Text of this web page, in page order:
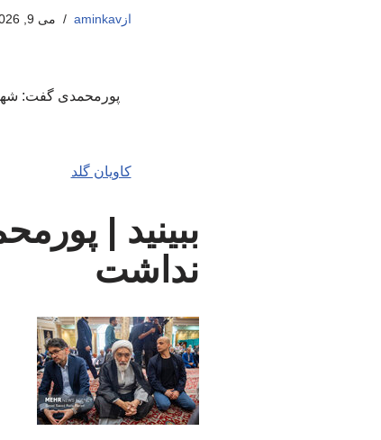
ازaminkav می 9, 2026
پورمحمدی گفت:
کاویان گلد
ببینید |
نداشت